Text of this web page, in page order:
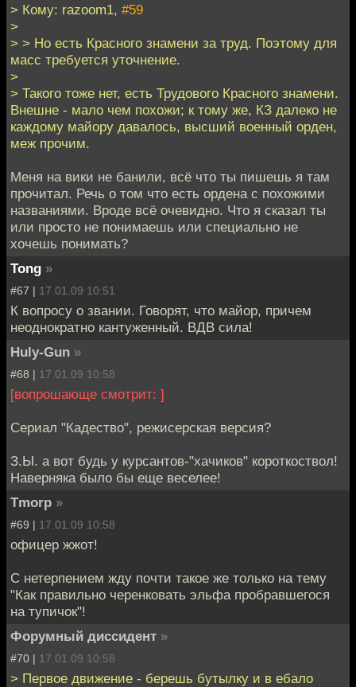
> Кому: razoom1, #59
>
> > Но есть Красного знамени за труд. Поэтому для
масс требуется уточнение.
>
> Такого тоже нет, есть Трудового Красного знамени.
Внешне - мало чем похожи; к тому же, КЗ далеко не
каждому майору давалось, высший военный орден,
меж прочим.
Меня на вики не банили, всё что ты пишешь я там
прочитал. Речь о том что есть ордена с похожими
названиями. Вроде всё очевидно. Что я сказал ты
или просто не понимаешь или специально не
хочешь понимать?
Tong »
#67 | 17.01.09 10:51
К вопросу о звании. Говорят, что майор, причем
неоднократно кантуженный. ВДВ сила!
Huly-Gun »
#68 | 17.01.09 10:58
[вопрошающе смотрит: ]
Сериал "Кадество", режисерская версия?
З.Ы. а вот будь у курсантов-"хачиков" короткоствол!
Наверняка было бы еще веселее!
Tmorp »
#69 | 17.01.09 10:58
офицер жжот!
С нетерпением жду почти такое же только на тему
"Как правильно черенковать эльфа пробравшегося
на тупичок"!
Форумный диссидент »
#70 | 17.01.09 10:58
> Первое движение - берешь бутылку и в ебало